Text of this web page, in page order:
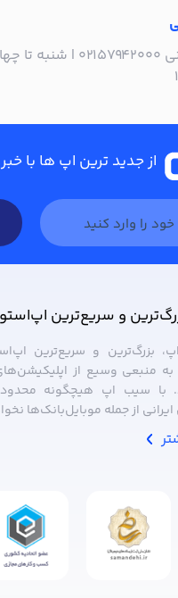
تلفن پشتیبانی
از جدید ترین اپ ها با
و سریع‌ترین
بزرگ‌ترین و سریع‌ترین
منبعی وسیع از
با سیب ‌اپ هیچگونه
از جمله موبایل‌بانک‌ها